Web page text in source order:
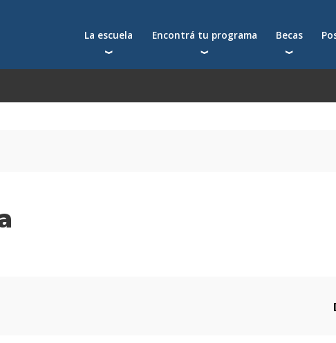
La escuela
Qué nos distingue
Encontrá tu programa
Postgrados
Becas
Becas para
Cómo